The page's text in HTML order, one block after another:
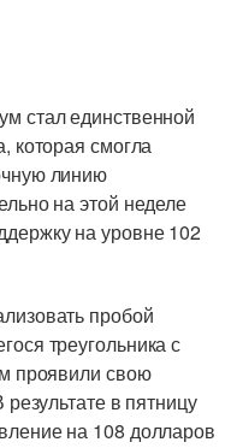
стал единственной
которая смогла
линию
на этой неделе
на уровне 102
пробой
треугольника с
проявили свою
в пятницу
на 108 долларов